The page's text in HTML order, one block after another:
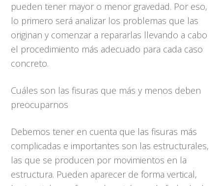
pueden tener mayor o menor gravedad. Por eso,
lo primero será analizar los problemas que las
originan y comenzar a repararlas llevando a cabo
el procedimiento más adecuado para cada caso
concreto.
Cuáles son las fisuras que más y menos deben
preocuparnos
Debemos tener en cuenta que las fisuras más
complicadas e importantes son las estructurales,
las que se producen por movimientos en la
estructura. Pueden aparecer de forma vertical,